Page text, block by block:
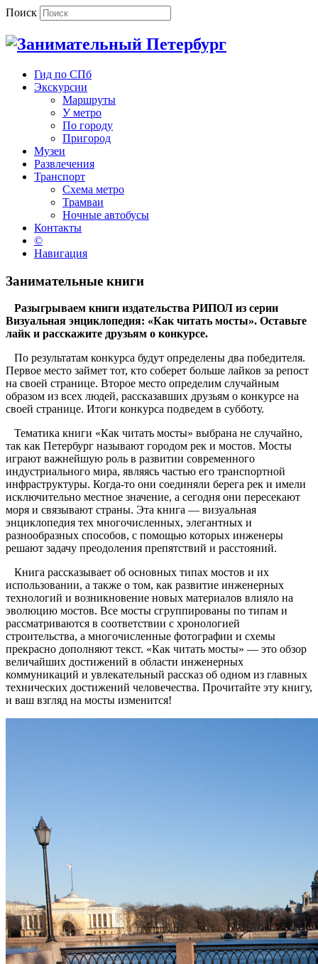
Поиск
Гид по СПб
Экскурсии
Маршруты
У метро
По городу
Пригород
Музеи
Развлечения
Транспорт
Схема метро
Трамваи
Ночные автобусы
Контакты
©
Навигация
Занимательные книги
Разыгрываем книги издательства РИПОЛ из серии
Визуальная энциклопедия: «Как читать мосты». Оставьте
лайк и расскажите друзьям о конкурсе.
По результатам конкурса будут определены два победителя.
Первое место займет тот, кто соберет больше лайков за репост
на своей странице. Второе место определим случайным
образом из всех людей, рассказавших друзьям о конкурсе на
своей странице. Итоги конкурса подведем в субботу.
Тематика книги «Как читать мосты» выбрана не случайно,
так как Петербург называют городом рек и мостов. Мосты
играют важнейшую роль в развитии современного
индустриального мира, являясь частью его транспортной
инфраструктуры. Когда-то они соединяли берега рек и имели
исключительно местное значение, а сегодня они пересекают
моря и связывают страны. Эта книга — визуальная
энциклопедия тех многочисленных, элегантных и
разнообразных способов, с помощью которых инженеры
решают задачу преодоления препятствий и расстояний.
Книга рассказывает об основных типах мостов и их
использовании, а также о том, как развитие инженерных
технологий и возникновение новых материалов влияло на
эволюцию мостов. Все мосты сгруппированы по типам и
рассматриваются в соответствии с хронологией
строительства, а многочисленные фотографии и схемы
прекрасно дополняют текст. «Как читать мосты» — это обзор
величайших достижений в области инженерных
коммуникаций и увлекательный рассказ об одном из главных
технических достижений человечества. Прочитайте эту книгу,
и ваш взгляд на мосты изменится!